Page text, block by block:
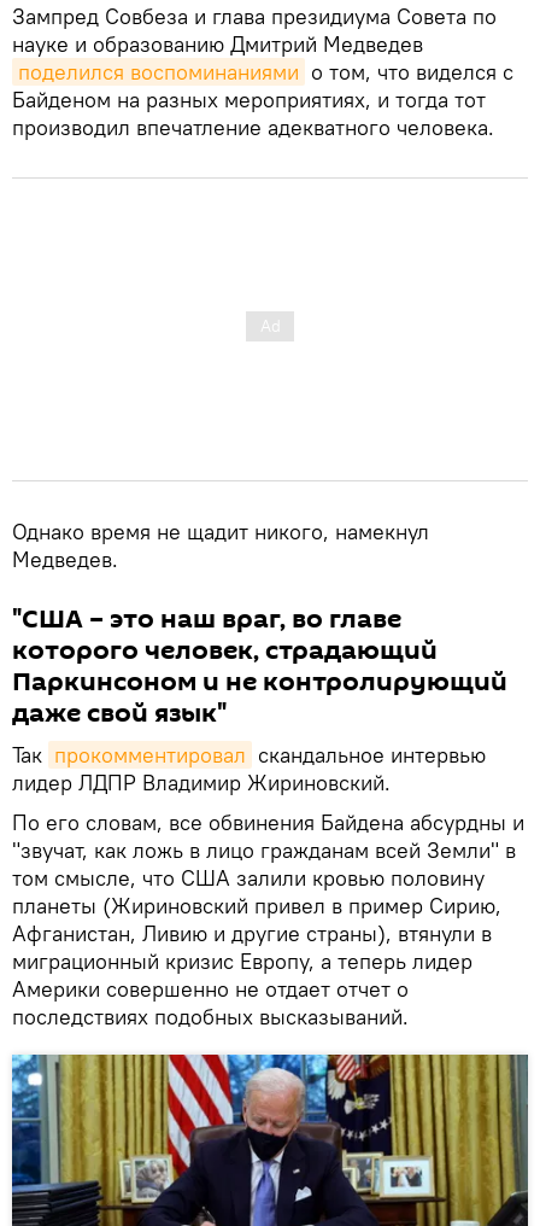
Зампред Совбеза и глава президиума Совета по
науке и образованию Дмитрий Медведев
поделился воспоминаниями о том, что виделся с
Байденом на разных мероприятиях, и тогда тот
производил впечатление адекватного человека.
Однако время не щадит никого, намекнул
Медведев.
"США – это наш враг, во главе
которого человек, страдающий
Паркинсоном и не контролирующий
даже свой язык"
Так прокомментировал скандальное интервью
лидер ЛДПР Владимир Жириновский.
По его словам, все обвинения Байдена абсурдны и
"звучат, как ложь в лицо гражданам всей Земли" в
том смысле, что США залили кровью половину
планеты (Жириновский привел в пример Сирию,
Афганистан, Ливию и другие страны), втянули в
миграционный кризис Европу, а теперь лидер
Америки совершенно не отдает отчет о
последствиях подобных высказываний.